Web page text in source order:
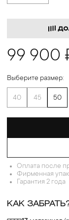
99 900
Выберите размер:
40 45 50
Оплата после
Фирменная
Гарантия 2 года
КАК